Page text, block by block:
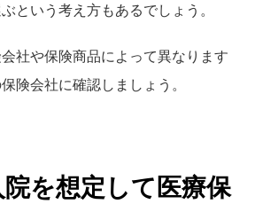
という考え方もあるでしょう。
社や保険商品によって異なります
険会社に確認しましょう。
を想定して医療保